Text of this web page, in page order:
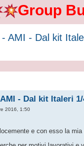
Group
AMI - Dal kit
- Dal kit Italeri 1/
2016, 1:50
e con esso la